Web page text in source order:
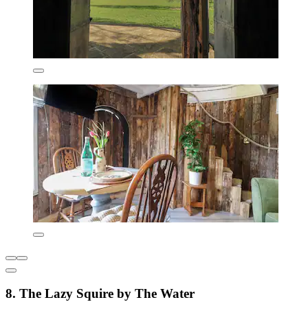
8. The Lazy Squire by The Water